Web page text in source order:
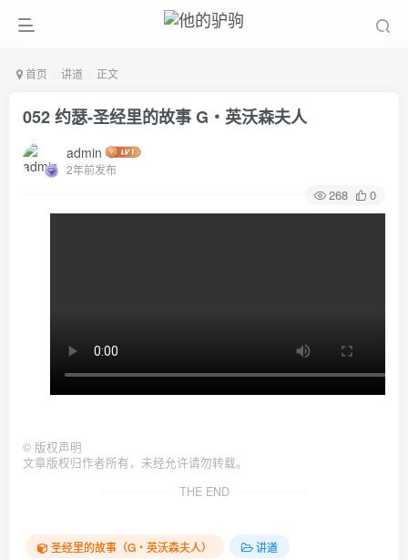
首页 讲道 正文
052 约瑟-圣经里的故事 G‧英沃森夫人
admin
2年前发布
268 0
© 版权声明
文章版权归作者所有，未经允许请勿转载。
THE END
圣经里的故事（G‧英沃森夫人） 讲道